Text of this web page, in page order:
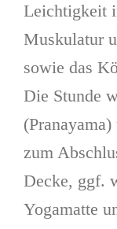
Leichtigkeit
Muskulatur
sowie das
Die Stunde
zum
Decke, ggf.
Yogamatte